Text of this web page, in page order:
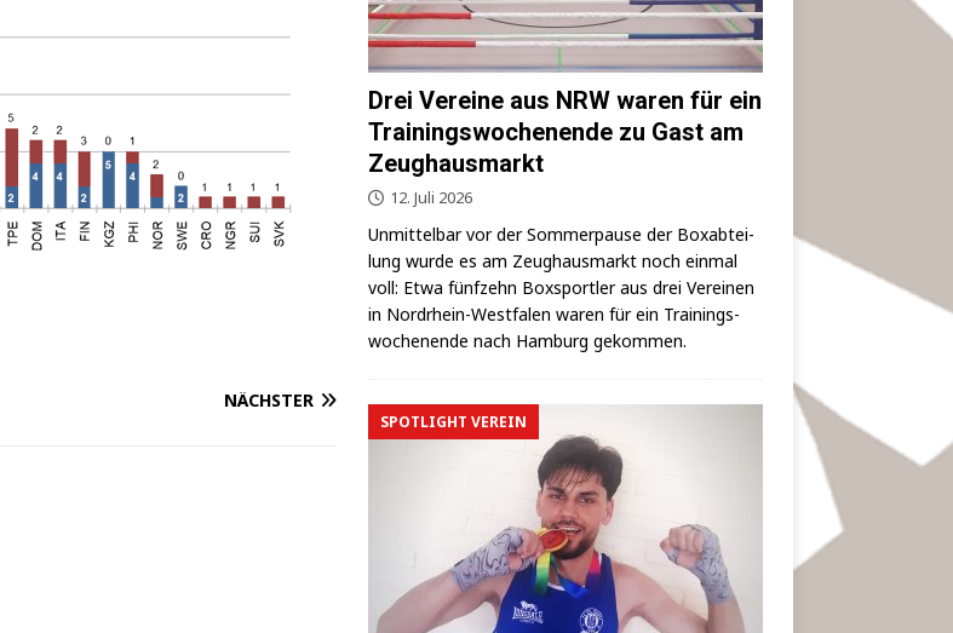
NÄCHSTER
Drei Vereine aus NRW waren für ein
Trainingswochenende zu Gast am
Zeughausmarkt
12. Juli 2026
Unmit­tel­bar vor der Som­mer­pau­se der Box­ab­tei­
lung wur­de es am Zeug­haus­markt noch ein­mal
voll: Etwa fünf­zehn Box­sport­ler aus drei Ver­ei­nen
in Nord­rhein-West­fa­len waren für ein Trai­nings­
wo­chen­en­de nach Ham­burg gekommen.
SPOTLIGHT VEREIN